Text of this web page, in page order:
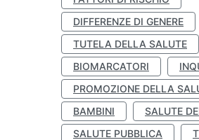
DIFFERENZE DI GENERE
TUTELA DELLA SALUTE
BIOMARCATORI
PROMOZIONE DELLA
BAMBINI
SALUTE
SALUTE PUBBLICA